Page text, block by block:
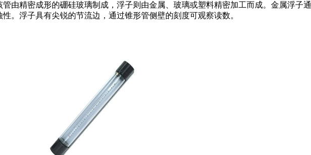
由精密成形的硼硅玻璃制成，浮子则由金属、玻璃或塑料精密加工而成。金属浮子通
。浮子具有尖锐的节流边，通过锥形管侧壁的刻度可观察读数。